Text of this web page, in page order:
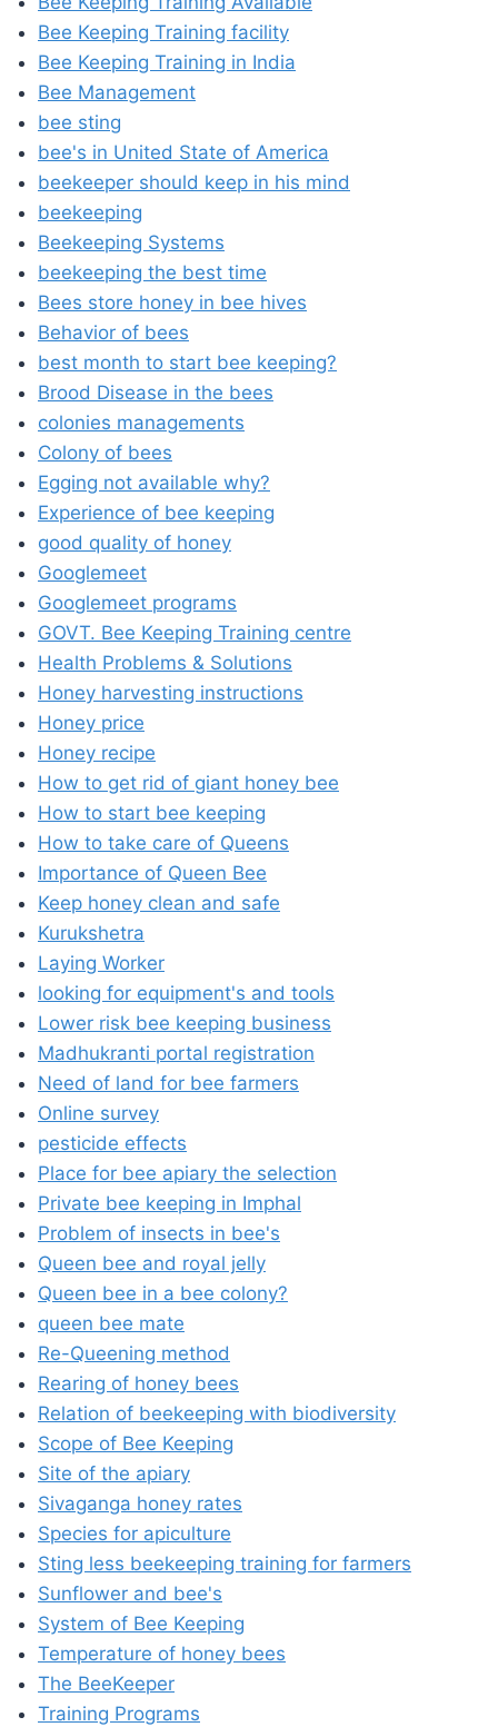
Bee Keeping Training facility
Bee Keeping Training in India
Bee Management
bee sting
bee's in United State of America
beekeeper should keep in his mind
beekeeping
Beekeeping Systems
beekeeping the best time
Bees store honey in bee hives
Behavior of bees
best month to start bee keeping?
Brood Disease in the bees
colonies managements
Colony of bees
Egging not available why?
Experience of bee keeping
good quality of honey
Googlemeet
Googlemeet programs
GOVT. Bee Keeping Training centre
Health Problems & Solutions
Honey harvesting instructions
Honey price
Honey recipe
How to get rid of giant honey bee
How to start bee keeping
How to take care of Queens
Importance of Queen Bee
Keep honey clean and safe
Kurukshetra
Laying Worker
looking for equipment's and tools
Lower risk bee keeping business
Madhukranti portal registration
Need of land for bee farmers
Online survey
pesticide effects
Place for bee apiary the selection
Private bee keeping in Imphal
Problem of insects in bee's
Queen bee and royal jelly
Queen bee in a bee colony?
queen bee mate
Re-Queening method
Rearing of honey bees
Relation of beekeeping with biodiversity
Scope of Bee Keeping
Site of the apiary
Sivaganga honey rates
Species for apiculture
Sting less beekeeping training for farmers
Sunflower and bee's
System of Bee Keeping
Temperature of honey bees
The BeeKeeper
Training Programs